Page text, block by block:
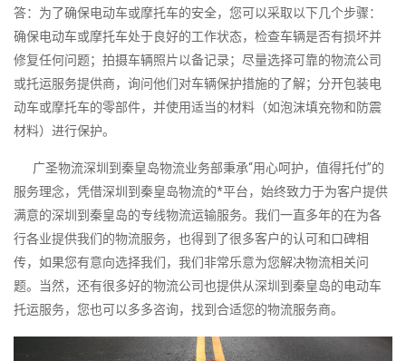
答：为了确保电动车或摩托车的安全，您可以采取以下几个步骤：
确保电动车或摩托车处于良好的工作状态，检查车辆是否有损坏并
修复任何问题；拍摄车辆照片以备记录；尽量选择可靠的物流公司
或托运服务提供商，询问他们对车辆保护措施的了解；分开包装电
动车或摩托车的零部件，并使用适当的材料（如泡沫填充物和防震
材料）进行保护。
广圣物流深圳到秦皇岛物流业务部秉承“用心呵护，值得托付”的
服务理念，凭借深圳到秦皇岛物流的*平台，始终致力于为客户提供
满意的深圳到秦皇岛的专线物流运输服务。我们一直多年的在为各
行各业提供我们的物流服务，也得到了很多客户的认可和口碑相
传，如果您有意向选择我们，我们非常乐意为您解决物流相关问
题。当然，还有很多好的物流公司也提供从深圳到秦皇岛的电动车
托运服务，您也可以多多咨询，找到合适您的物流服务商。